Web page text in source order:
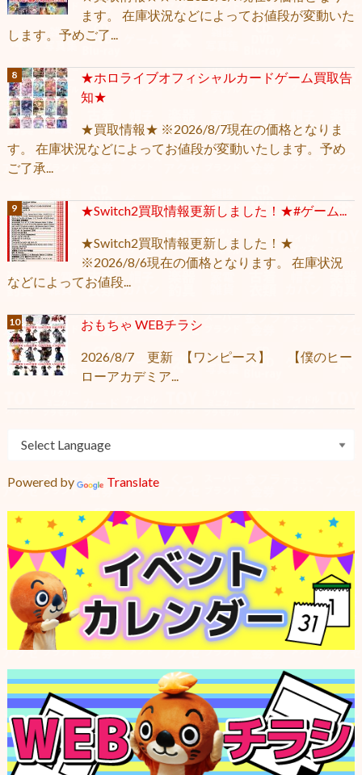
ます。 在庫状況などによってお値段が変動いた
します。予めご了...
★ホロライブオフィシャルカードゲーム買取告
知★
★買取情報★ ※2026/8/7現在の価格となりま
す。 在庫状況などによってお値段が変動いたします。予め
ご了承...
★Switch2買取情報更新しました！★#ゲーム...
★Switch2買取情報更新しました！★
※2026/8/6現在の価格となります。 在庫状況
などによってお値段...
おもちゃ WEBチラシ
2026/8/7 更新 【ワンピース】 【僕のヒー
ローアカデミア...
Powered by Translate